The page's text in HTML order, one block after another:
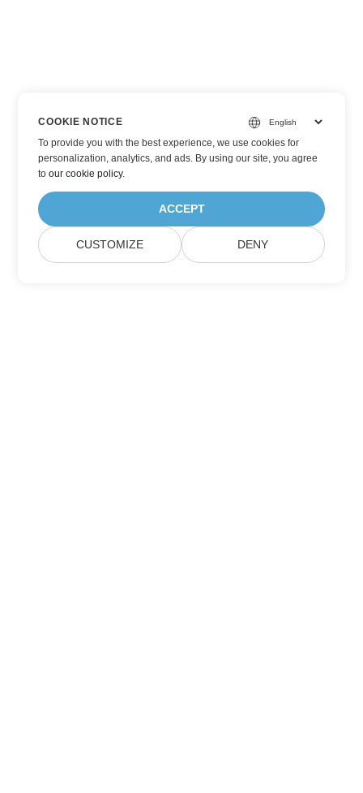
COOKIE NOTICE
To provide you with the best experience, we use cookies for
personalization, analytics, and ads. By using our site, you agree
toour cookie policy.
ACCEPT
CUSTOMIZE DENY